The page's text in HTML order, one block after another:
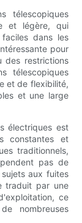
télescopiques
et légère, qui
dans les
pour
des restrictions
télescopiques
et de flexibilité,
et une large
électriques est
constantes et
traditionnels,
pas de
aux fuites
traduit par une
ce
nombreuses